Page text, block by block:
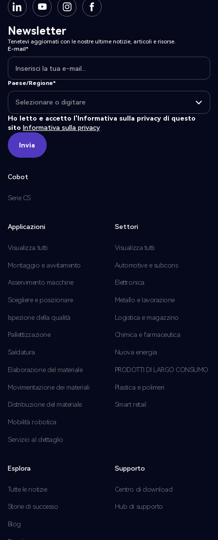
Newsletter
Tenetevi aggiornati con le nostre ultime notizie, articoli e risorse.
E-mail*
Paese/Regione*
Ho letto e accetto l'Informativa sulla privacy di questo
sito Informativa sulla privacy
Invia
Invia
Cobot
Serie CS
Applicazioni
Visualizza tutti
Montaggio e avvitamento
Asservimento macchine
Scegliere e posizionare
Ispezione della qualità
Pallettizzazione
Saldatura
Elaborazione del materiale
Movimentazione dei materiali
Distribuzione del materiale
Mobilità robotica
Servizio al dettaglio
Settori
Visualizza tutti
Automotive e subcons
Elettronica
Metallo e lavorazione
Logistica e magazzino
Chimica e farmaceutica
Nuova energia
PRODOTTI DI LARGO CONSUMO
Plastica e polimeri
Smart retail
Esplora
Tutte le notizie
Storie di successo
Blog
Supporto
Centro di download
Hub di supporto